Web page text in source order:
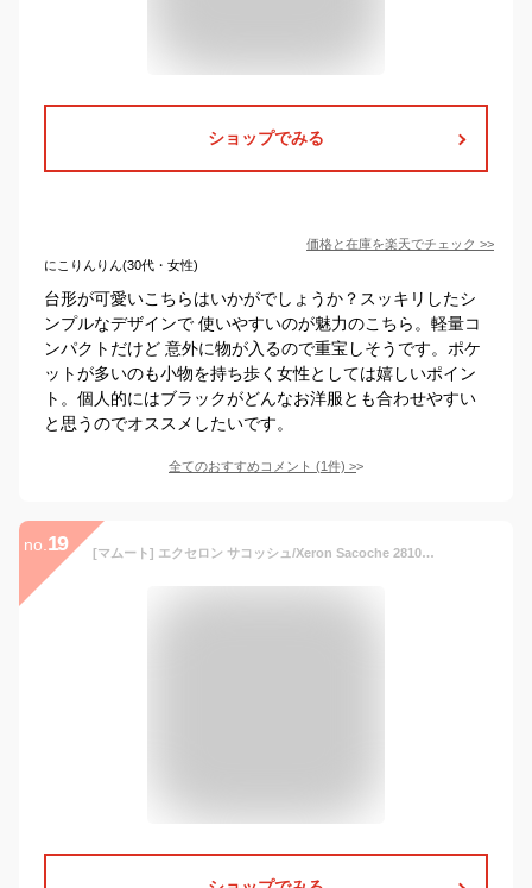
ショップでみる
価格と在庫を楽天でチェック >>
にこりんりん(30代・女性)
台形が可愛いこちらはいかがでしょうか？スッキリしたシ
ンプルなデザインで 使いやすいのが魅力のこちら。軽量コ
ンパクトだけど 意外に物が入るので重宝しそうです。ポケ
ットが多いのも小物を持ち歩く女性としては嬉しいポイン
ト。個人的にはブラックがどんなお洋服とも合わせやすい
と思うのでオススメしたいです。
全てのおすすめコメント (1件) >
no. 19 [マムート] エクセロン サコッシュ/Xeron Sacoche 2810-00180 black